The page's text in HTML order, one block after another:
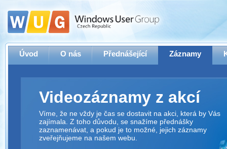
Úvod O nás Přednášející Záznamy
Videozáznamy z akcí
Víme, že ne vždy je čas se dostavit na akci, která by Vás
zajímala. Z toho důvodu, se snažíme přednášky
zaznamenávat, a pokud je to možné, jejich záznamy
zveřejňujeme na našem webu.